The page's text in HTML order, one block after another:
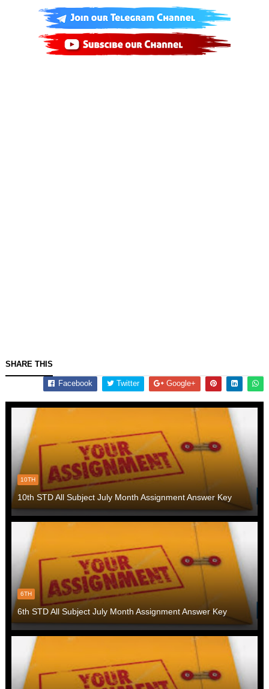
SHARE THIS
Facebook Twitter Google+
10TH
10th STD All Subject July Month Assignment Answer Key
6TH
6th STD All Subject July Month Assignment Answer Key